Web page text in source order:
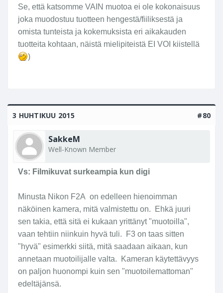
Se, että katsomme VAIN muotoa ei ole kokonaisuus
joka muodostuu tuotteen hengestä/fiiliksestä ja
omista tunteista ja kokemuksista eri aikakauden
tuotteita kohtaan, näistä mielipiteistä EI VOI kiistellä
)
3 HUHTIKUU 2015 #80
SakkeM
Well-Known Member
Vs: Filmikuvat surkeampia kun digi
Minusta Nikon F2A on edelleen hienoimman
näköinen kamera, mitä valmistettu on. Ehkä juuri
sen takia, että sitä ei kukaan yrittänyt "muotoilla",
vaan tehtiin niinkuin hyvä tuli. F3 on taas sitten
"hyvä" esimerkki siitä, mitä saadaan aikaan, kun
annetaan muotoilijalle valta. Kameran käytettävyys
on paljon huonompi kuin sen "muotoilemattoman"
edeltäjänsä.